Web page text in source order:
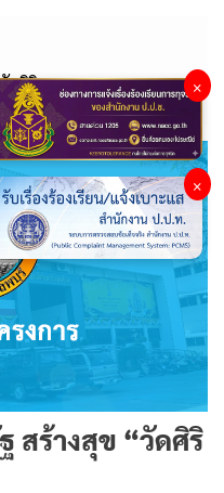
วัดศิริบรรพต”
สร้างสุข “วัดศิริ
×
×